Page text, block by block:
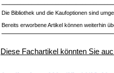
Die Bibliothek und die Kaufoptionen sind
Bereits erworbene Artikel können weiterhin
Diese Fachartikel könnten Sie